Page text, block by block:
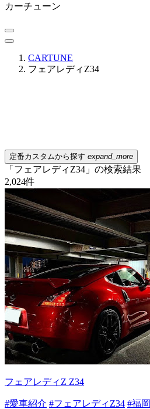
カーチューン
CARTUNE
フェアレディZ34
定番カスタムから探す expand_more
「フェアレディZ34」の検索結果
2,024件
フェアレディZ Z34
#愛車紹介 #フェアレディZ34 #福岡